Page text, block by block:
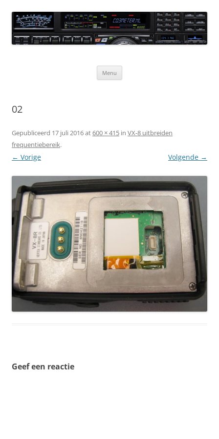
naar
de
inhoud CQ3meter
Website door en voor radio-amateurs
Menu
02
Gepubliceerd 17 juli 2016at600 × 415 in VX-8 uitbreiden
frequentiebereik.
← Vorige Volgende →
Geef een reactie